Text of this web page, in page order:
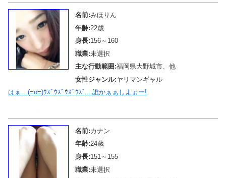
名前:みほりん
年齢:22歳
身長:156～160
職業:未選択
主な行動範囲:福岡県大野城市、他
女性ジャンル:ヤリマンギャル
はぁ…(=o=)ｳｽﾞｳｽﾞｳｽﾞｳｽﾞ…誰かぁぁしよぉー!
名前:カナン
年齢:24歳
身長:151～155
職業:未選択